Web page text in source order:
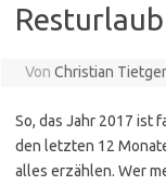
Resturlaub
Von Christian
So, das Jahr 2017 ist
den letzten 12
alles erzählen. Wer